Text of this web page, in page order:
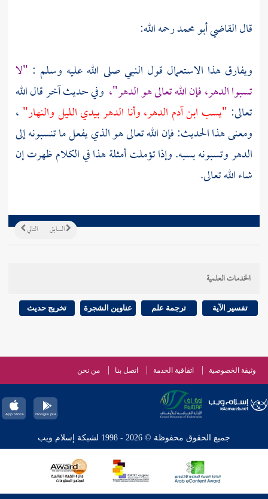
قالالقاضي أبو محمدرحمه الله:
ويفارق هذا الاستعمال قول النبي صلى الله عليه وسلم : "لا
تسبوا الدهر، فإن الله تعالى هو الدهر"، وفي حديث آخر قال الله
تعالى: "يسب ابنآدم الدهر، وأنا الدهر بيدي الليل والنهار" ،
ومعنى هذا الحديث: فإن الله تعالى هو الذي يفعل ما تنسبونه إلى
الدهر وتسبونه بسبه. وإذا تؤملت أمثلة هذا في الكلام ظهرت إن
شاء الله تعالى.
التالي السابق
الخدمات العلمية
تفسير الآية ترجمة علم عناوين الشجرة تخريج حديث
وثيقة الخصوصية اتفاقية الخدمة اتصل بنا من نحن
جميع الحقوق محفوظة © 2026 - 1998 لشبكة إسلام ويب